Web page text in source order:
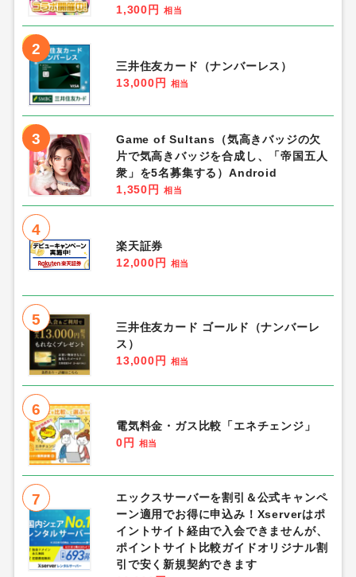
1,300円
相当
2
三井住友カード（ナンバーレス）
13,000円
相当
3
Game of Sultans（気高きバッジの欠
片で気高きバッジを合成し、「帝国五人
衆」を5名募集する）Android
1,350円
相当
4
楽天証券
12,000円
相当
5
三井住友カード ゴールド（ナンバーレ
ス）
13,000円
相当
6
電気料金・ガス比較「エネチェンジ」
0円
相当
7
エックスサーバーを割引＆公式キャンペ
ーン適用でお得に申込み！Xserverはポ
イントサイト経由で入会できませんが、
ポイントサイト比較ガイドオリジナル割
引で安く新規契約できます